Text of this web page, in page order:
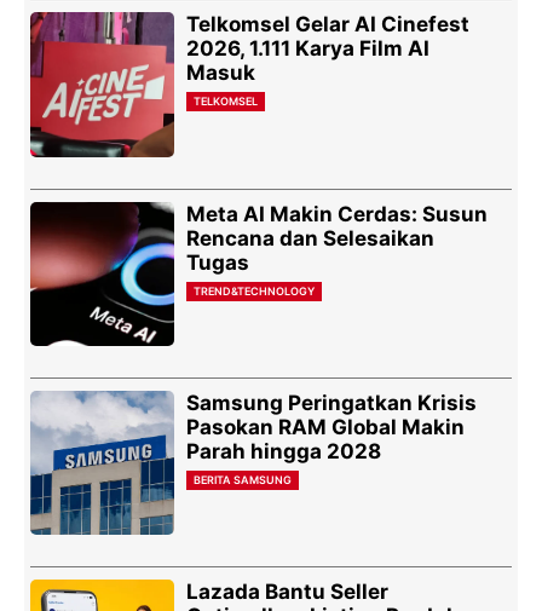
Telkomsel Gelar AI Cinefest
2026, 1.111 Karya Film AI
Masuk
TELKOMSEL
Meta AI Makin Cerdas: Susun
Rencana dan Selesaikan
Tugas
TREND&TECHNOLOGY
Samsung Peringatkan Krisis
Pasokan RAM Global Makin
Parah hingga 2028
BERITA SAMSUNG
Lazada Bantu Seller